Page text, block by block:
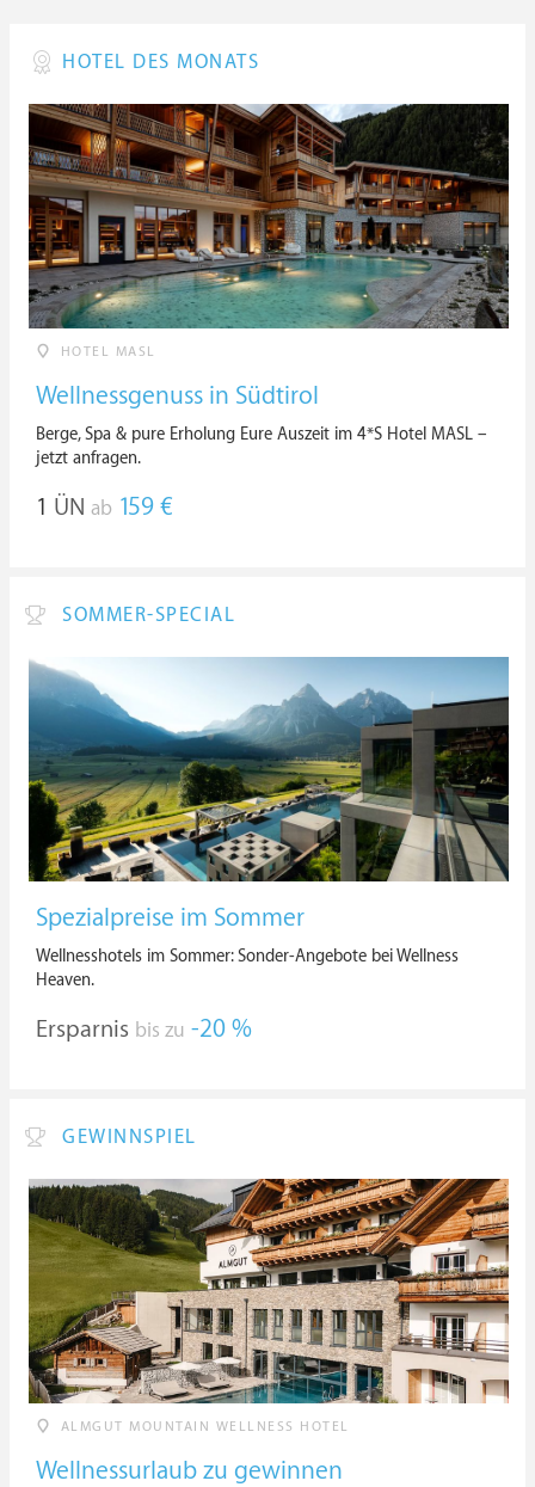
HOTEL DES MONATS
HOTEL MASL
Wellnessgenuss in Südtirol
Berge, Spa & pure Erholung Eure Auszeit im 4*S Hotel MASL –
jetzt anfragen.
1 ÜN ab 159 €
SOMMER-SPECIAL
Spezialpreise im Sommer
Wellnesshotels im Sommer: Sonder-Angebote bei Wellness
Heaven.
Ersparnis bis zu -20 %
GEWINNSPIEL
ALMGUT MOUNTAIN WELLNESS HOTEL
Wellnessurlaub zu gewinnen